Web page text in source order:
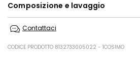
Composizione e lavaggio
non asciugare in tamburo; asciugare
Contattaci
CODICE PRODOTTO 8132733005022 - 1COSIMO